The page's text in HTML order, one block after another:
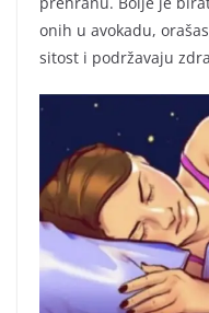
onih u avokadu,
sitost i podržavaju